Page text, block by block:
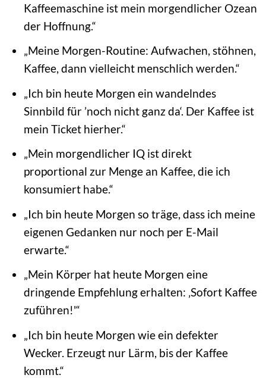
Kaffeemaschine ist mein morgendlicher Ozean
der Hoffnung.“
„Meine Morgen-Routine: Aufwachen, stöhnen,
Kaffee, dann vielleicht menschlich werden.“
„Ich bin heute Morgen ein wandelndes
Sinnbild für ’noch nicht ganz da‘. Der Kaffee ist
mein Ticket hierher.“
„Mein morgendlicher IQ ist direkt
proportional zur Menge an Kaffee, die ich
konsumiert habe.“
„Ich bin heute Morgen so träge, dass ich meine
eigenen Gedanken nur noch per E-Mail
erwarte.“
„Mein Körper hat heute Morgen eine
dringende Empfehlung erhalten: ‚Sofort Kaffee
zuführen!'“
„Ich bin heute Morgen wie ein defekter
Wecker. Erzeugt nur Lärm, bis der Kaffee
kommt.“